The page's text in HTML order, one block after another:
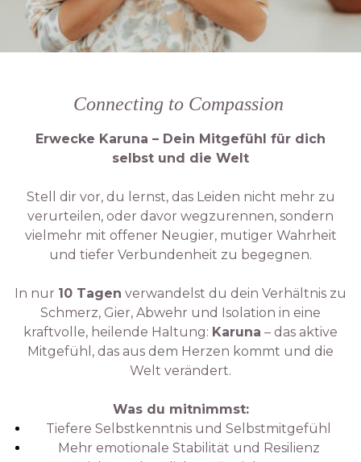
Connecting to Compassion
Erwecke Karuna – Dein Mitgefühl für dich
selbst und die Welt
Stell dir vor, du lernst, das Leiden nicht mehr zu
verurteilen, oder davor wegzurennen, sondern
vielmehr mit offener Neugier, mutiger Wahrheit
und tiefer Verbundenheit zu begegnen.
In nur 10 Tagen verwandelst du dein Verhältnis zu
Schmerz, Gier, Abwehr und Isolation in eine
kraftvolle, heilende Haltung: Karuna – das aktive
Mitgefühl, das aus dem Herzen kommt und die
Welt verändert.
Was du mitnimmst:
Tiefere Selbstkenntnis und Selbstmitgefühl
Mehr emotionale Stabilität und Resilienz